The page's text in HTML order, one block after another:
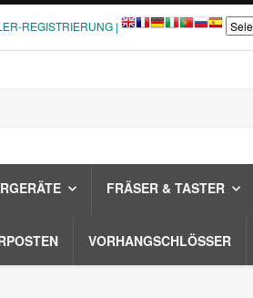
REGISTRIERUNG |
FRÄSER & TASTER
VORHANGSCHLÖSSER